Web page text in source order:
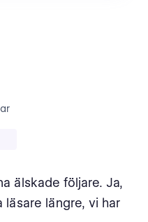
älskade följare. Ja,
läsare längre, vi har